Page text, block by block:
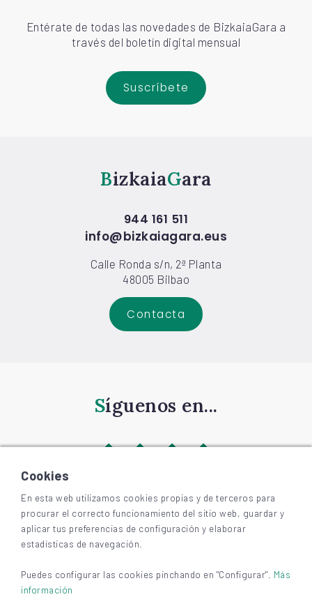
Entérate de todas las novedades de BizkaiaGara a
través del boletín digital mensual
Suscríbete
Bizkaia Gara
944 161 511
info@bizkaiagara.eus
Calle Ronda s/n, 2ª Planta
48005 Bilbao
Contacta
Síguenos en...
©2026 BIZKAIAGARA
Accesibilidad
Aviso legal y privacidad
Cookies
En esta web utilizamos cookies propias y de terceros para
procurar el correcto funcionamiento del sitio web, guardar y
aplicar tus preferencias de configuración y elaborar
estadísticas de navegación.
Puedes configurar las cookies pinchando en "Configurar". Más
información